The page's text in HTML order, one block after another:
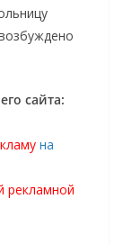
сайта:
на
рекламной